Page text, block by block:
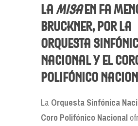
La Misaen fa
Bruckner, por la
Orquesta
Nacional y el
Polifónico
La Orquesta Sinfónica
Coro Polifónico Nacional